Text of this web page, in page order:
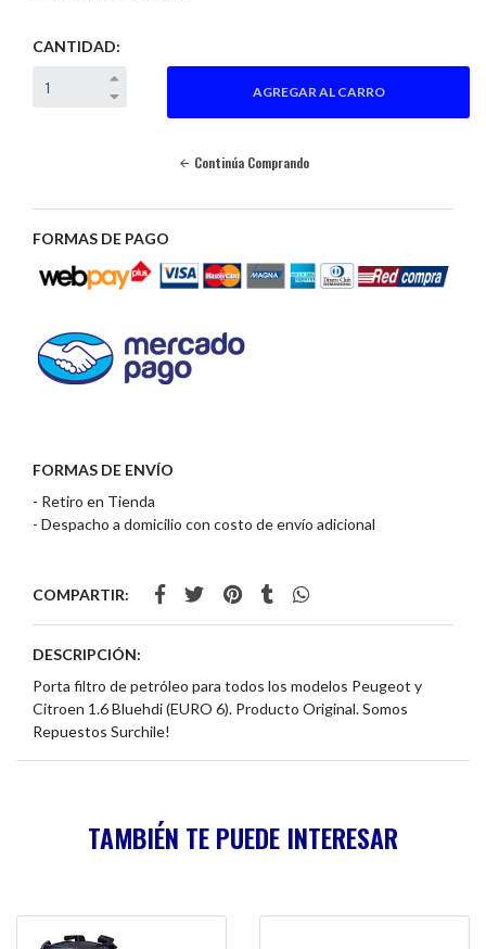
CANTIDAD:
Continúa Comprando
FORMAS DE PAGO
FORMAS DE ENVÍO
- Retiro en Tienda
- Despacho a domicilio con costo de envío adicional
COMPARTIR:
DESCRIPCIÓN:
Porta filtro de petróleo para todos los modelos Peugeot y
Citroen 1.6 Bluehdi (EURO 6). Producto Original. Somos
Repuestos Surchile!
TAMBIÉN TE PUEDE INTERESAR